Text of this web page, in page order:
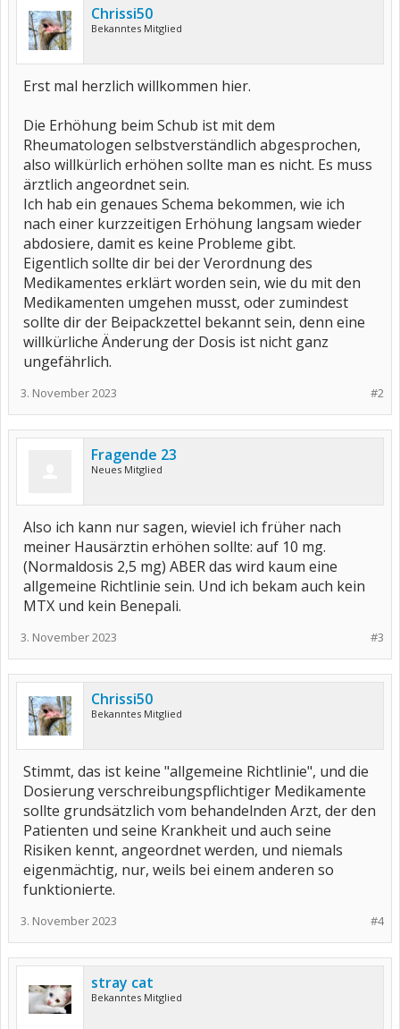
Chrissi50
Bekanntes Mitglied
Erst mal herzlich willkommen hier.
Die Erhöhung beim Schub ist mit dem
Rheumatologen selbstverständlich abgesprochen,
also willkürlich erhöhen sollte man es nicht. Es muss
ärztlich angeordnet sein.
Ich hab ein genaues Schema bekommen, wie ich
nach einer kurzzeitigen Erhöhung langsam wieder
abdosiere, damit es keine Probleme gibt.
Eigentlich sollte dir bei der Verordnung des
Medikamentes erklärt worden sein, wie du mit den
Medikamenten umgehen musst, oder zumindest
sollte dir der Beipackzettel bekannt sein, denn eine
willkürliche Änderung der Dosis ist nicht ganz
ungefährlich.
#2
3. November 2023
Fragende 23
Neues Mitglied
Also ich kann nur sagen, wieviel ich früher nach
meiner Hausärztin erhöhen sollte: auf 10 mg.
(Normaldosis 2,5 mg) ABER das wird kaum eine
allgemeine Richtlinie sein. Und ich bekam auch kein
MTX und kein Benepali.
#3
3. November 2023
Chrissi50
Bekanntes Mitglied
Stimmt, das ist keine "allgemeine Richtlinie", und die
Dosierung verschreibungspflichtiger Medikamente
sollte grundsätzlich vom behandelnden Arzt, der den
Patienten und seine Krankheit und auch seine
Risiken kennt, angeordnet werden, und niemals
eigenmächtig, nur, weils bei einem anderen so
funktionierte.
#4
3. November 2023
stray cat
Bekanntes Mitglied